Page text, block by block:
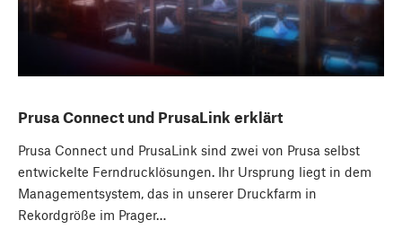
Prusa Connect und PrusaLink erklärt
Prusa Connect und PrusaLink sind zwei von Prusa selbst
entwickelte Ferndrucklösungen. Ihr Ursprung liegt in dem
Managementsystem, das in unserer Druckfarm in
Rekordgröße im Prager…